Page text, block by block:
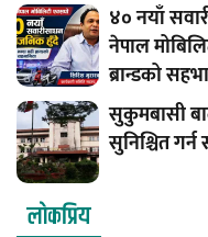
४० नयाँ
नेपाल
ब्रान्डको
सुकुमबासी
सुनिश्चित
लाेकप्रिय